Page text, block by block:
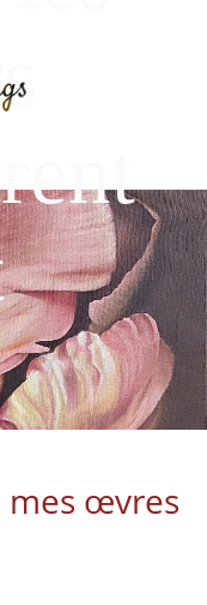
mes œvres